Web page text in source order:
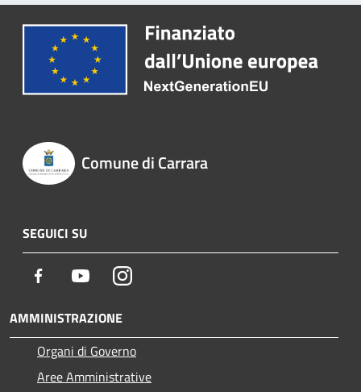
Comune di Carrara
SEGUICI SU
Facebook YoutubeInstagram
AMMINISTRAZIONE
Organi di Governo
Aree Amministrative